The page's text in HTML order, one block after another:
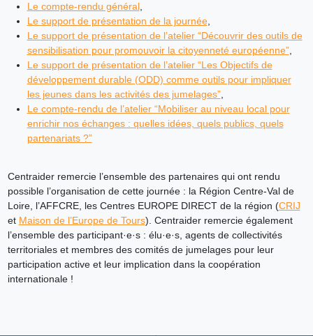
Le compte-rendu général,
Le support de présentation de la journée,
Le support de présentation de l’atelier “Découvrir des outils de
sensibilisation pour promouvoir la citoyenneté européenne”,
Le support de présentation de l’atelier “Les Objectifs de
développement durable (ODD) comme outils pour impliquer
les jeunes dans les activités des jumelages”,
Le compte-rendu de l’atelier “Mobiliser au niveau local pour
enrichir nos échanges : quelles idées, quels publics, quels
partenariats ?”
Centraider remercie l’ensemble des partenaires qui ont rendu
possible l’organisation de cette journée : la Région Centre-Val de
Loire, l’AFFCRE, les Centres EUROPE DIRECT de la région (CRIJ
et Maison de l’Europe de Tours). Centraider remercie également
l’ensemble des participant·e·s : élu·e·s, agents de collectivités
territoriales et membres des comités de jumelages pour leur
participation active et leur implication dans la coopération
internationale !